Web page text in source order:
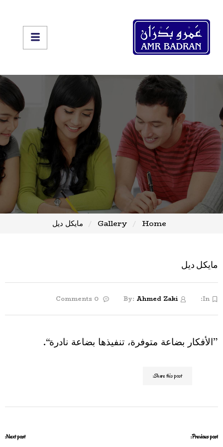
Home
Gallery مايكل ديل
مايكل ديل
In:
By: Ahmed Zaki
”الأفكار بضاعة متوفرة، تنفيذها بضاعة نادرة“.
Share this post:
Previous post:
Next post: